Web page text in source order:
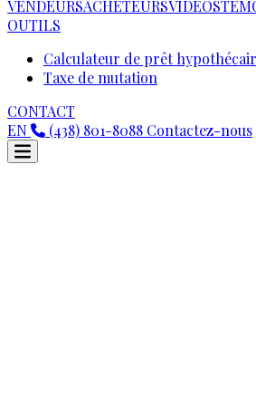
VENDEURSACHETEURSVIDEOS
OUTILS
Calculateur de prêt
Taxe de mutation
CONTACT
EN
(438) 801-8088 Contactez-nous